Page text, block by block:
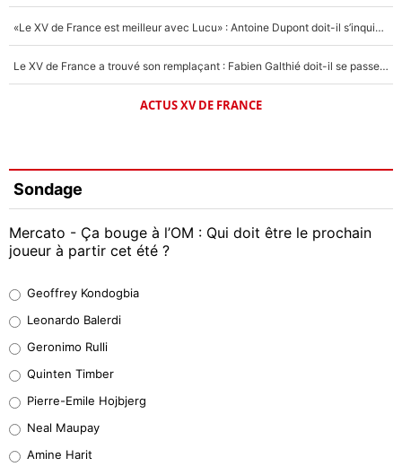
«Le XV de France est meilleur avec Lucu» : Antoine Dupont doit-il s’inquiéter pour sa place ?
Le XV de France a trouvé son remplaçant : Fabien Galthié doit-il se passer d'Antoine Dupont ?
ACTUS XV DE FRANCE
Sondage
Mercato - Ça bouge à l’OM : Qui doit être le prochain
joueur à partir cet été ?
38%
32%
5%
Geoffrey Kondogbia
Leonardo Balerdi
Geronimo Rulli
Quinten Timber
Pierre-Emile Hojbjerg
Neal Maupay
Amine Harit